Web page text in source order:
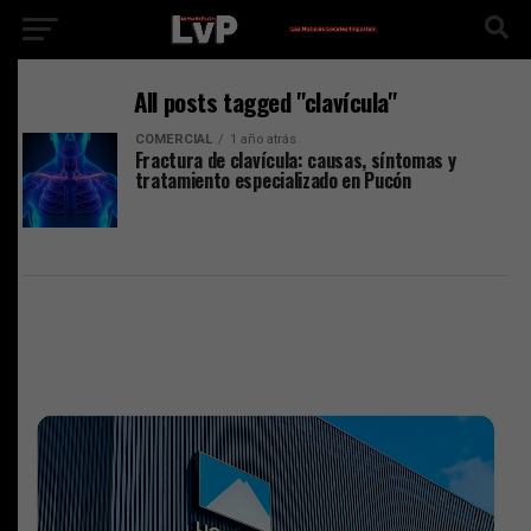
All posts tagged "clavícula"
COMERCIAL 1 año atrás
Fractura de clavícula: causas, síntomas y
tratamiento especializado en Pucón